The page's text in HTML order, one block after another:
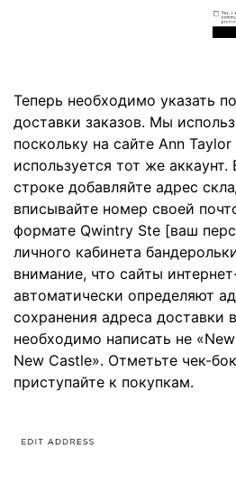
Теперь необходимо указать
доставки заказов. Мы
поскольку на сайте Ann
используется тот же
строке добавляйте адрес
вписывайте номер своей
формате Qwintry Ste [ваш
личного кабинета
внимание, что сайты
автоматически определяют
сохранения адреса доставки
необходимо написать не
New Castle». Отметьте чек-
приступайте к покупкам.